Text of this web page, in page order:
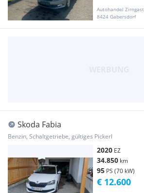
Autohandel Zirngast
8424 Gabersdorf
Skoda Fabia
Benzin, Schaltgetriebe, gültiges Pickerl
2020 EZ
34.850 km
95 PS (70 kW)
€ 12.600